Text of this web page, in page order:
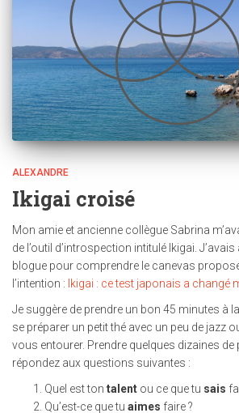
ALEXANDRE
Ikigai croisé
Mon amie et ancienne collègue Sabrina
de l’outil d’introspection intitulé Ikigai.
blogue pour comprendre le canevas
l’intention : Ikigai : ce test japonais a changé
Je suggère de prendre un bon 45 minutes à
se préparer un petit thé avec un peu de jazz
vous entourer. Prendre quelques dizaines de
répondez aux questions suivantes :
Quel est ton talent ou ce que tu sais
Qu’est-ce que tu aimes faire ?